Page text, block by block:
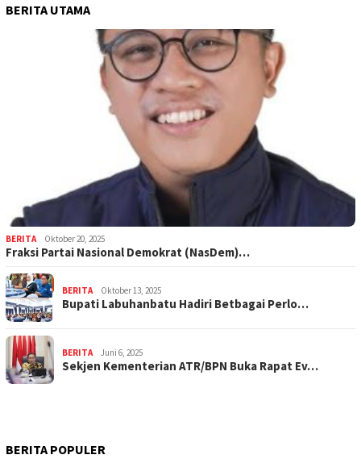
BERITA UTAMA
BERITA Oktober 20, 2025
Fraksi Partai Nasional Demokrat (NasDem)…
BERITA Oktober 13, 2025
Bupati Labuhanbatu Hadiri Betbagai Perlo…
BERITA Juni 6, 2025
Sekjen Kementerian ATR/BPN Buka Rapat Ev…
BERITA POPULER